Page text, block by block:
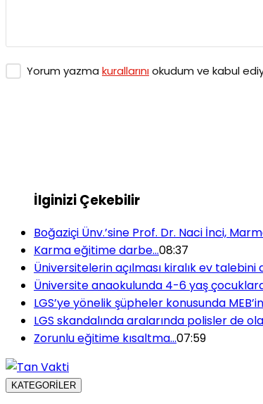
Yorum yazma kurallarınıokudum ve kabul
İlginizi Çekebilir
Boğaziçi Ünv.’sine Prof. Dr. Naci İnci,
Karma eğitime darbe…08:37
Üniversitelerin açılması kiralık ev talebini
Üniversite anaokulunda 4-6 yaş
LGS’ye yönelik şüpheler konusunda
LGS skandalında aralarında polisler de
Zorunlu eğitime kısaltma…07:59
KATEGORİLER